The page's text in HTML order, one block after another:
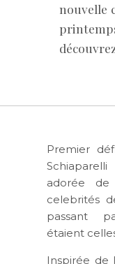
nouvelle
Premier
adorée
celebrités
passant
étaient
Inspirée de